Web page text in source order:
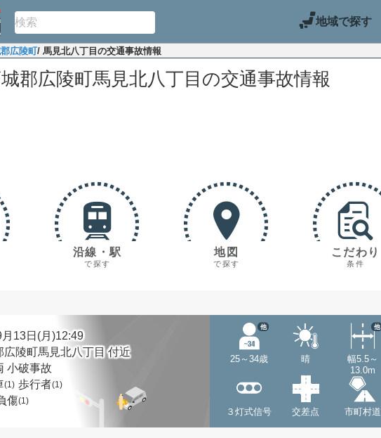
地域で探す
広陵町/ 馬見北八丁目の交通事故情報
郡広陵町馬見北八丁目の交通事故情報
沿線・駅
で探す
地図
で探す
こだわり
条件
13日(月)12:49
広陵町馬見北八丁目 付近
小破事故
(1) 歩行者(1)
傷(1)
25～34歳
他
晴
幅5.5～
13.0m
他
３灯式信号 交差点 市町村道